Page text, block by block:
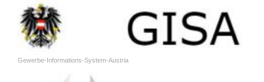
Gewerbe-Informations-System-Austria